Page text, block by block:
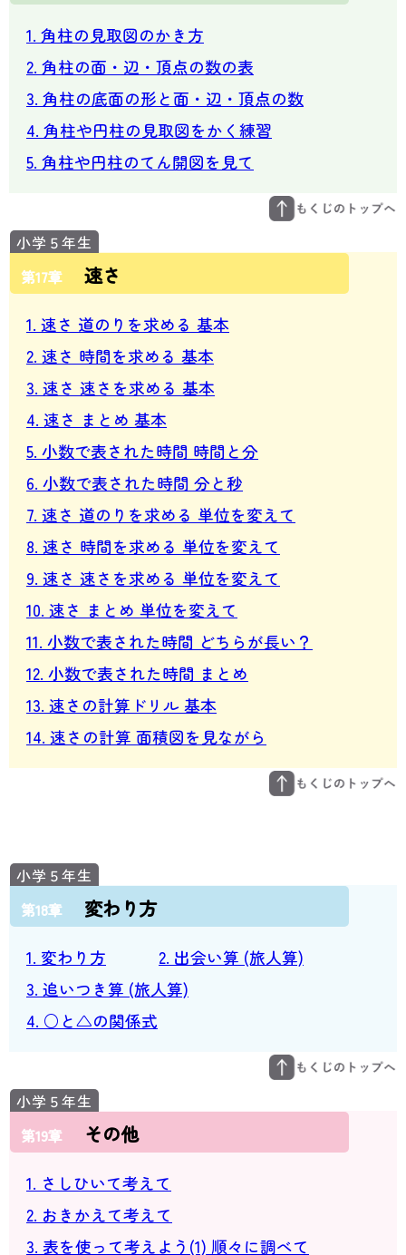
1. 角柱の見取図のかき方
2. 角柱の面・辺・頂点の数の表
3. 角柱の底面の形と面・辺・頂点の数
4. 角柱や円柱の見取図をかく練習
5. 角柱や円柱のてん開図を見て
第17章 速さ
1. 速さ 道のりを求める 基本
2. 速さ 時間を求める 基本
3. 速さ 速さを求める 基本
4. 速さ まとめ 基本
5. 小数で表された時間 時間と分
6. 小数で表された時間 分と秒
7. 速さ 道のりを求める 単位を変えて
8. 速さ 時間を求める 単位を変えて
9. 速さ 速さを求める 単位を変えて
10. 速さ まとめ 単位を変えて
11. 小数で表された時間 どちらが長い？
12. 小数で表された時間 まとめ
13. 速さの計算ドリル 基本
14. 速さの計算 面積図を見ながら
第18章 変わり方
1. 変わり方
2. 出会い算 (旅人算)
3. 追いつき算 (旅人算)
4. ○と△の関係式
第19章 その他
1. さしひいて考えて
2. おきかえて考えて
3. 表を使って考えよう(1) 順々に調べて